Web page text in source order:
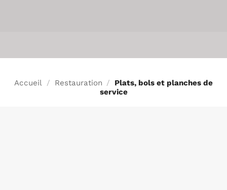
Accueil / Restauration /
Plats, bols et planches de
service